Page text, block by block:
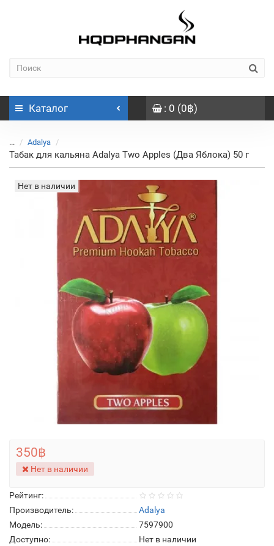
Каталог : 0 (0฿)
... Adalya
Табак для кальяна Adalya Two Apples (Два Яблока) 50 г
Нет в наличии
Рейтинг:
Производитель:
Adalya
Модель:
7597900
Доступно:
Нет в наличии
350฿
Нет в наличии